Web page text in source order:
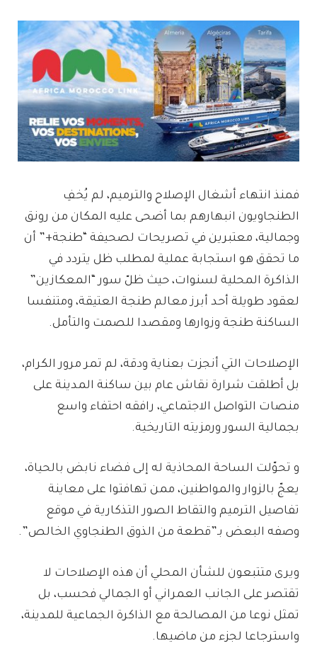
فمنذ انتهاء أشغال الإصلاح والترميم، لم يُخفِ
الطنجاويون انبهارهم بما أضحى عليه المكان من رونق
وجمالية، معتبرين في تصريحات لصحيفة “طنجة+” أن
ما تحقق هو استجابة عملية لمطلب ظل يتردد في
الذاكرة المحلية لسنوات، حيث ظلّ سور “المعكازين”
لعقود طويلة أحد أبرز معالم طنجة العتيقة، ومتنفسا
الساكنة طنجة وزوارها ومقصدا للصمت والتأمل.
الإصلاحات التي أنجزت بعناية ودقة، لم تمر مرور الكرام،
بل أطلقت شرارة نقاش عام بين ساكنة المدينة على
منصات التواصل الاجتماعي، رافقه احتفاء واسع
بجمالية السور ورمزيته التاريخية.
و تحوّلت الساحة المحاذية له إلى فضاء نابض بالحياة،
يعجّ بالزوار والمواطنين، ممن تهافتوا على معاينة
تفاصيل الترميم والتقاط الصور التذكارية في موقع
وصفه البعض بـ”قطعة من الذوق الطنجاوي الخالص”.
ويرى متتبعون للشأن المحلي أن هذه الإصلاحات لا
تقتصر على الجانب العمراني أو الجمالي فحسب، بل
تمثل نوعا من المصالحة مع الذاكرة الجماعية للمدينة،
واسترجاعا لجزء من ماضيها.